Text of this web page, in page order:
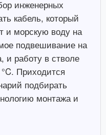
инженерных
кабель, который
и морскую воду на
подвешивание на
и работу в стволе
Приходится
подбирать
монтажа и